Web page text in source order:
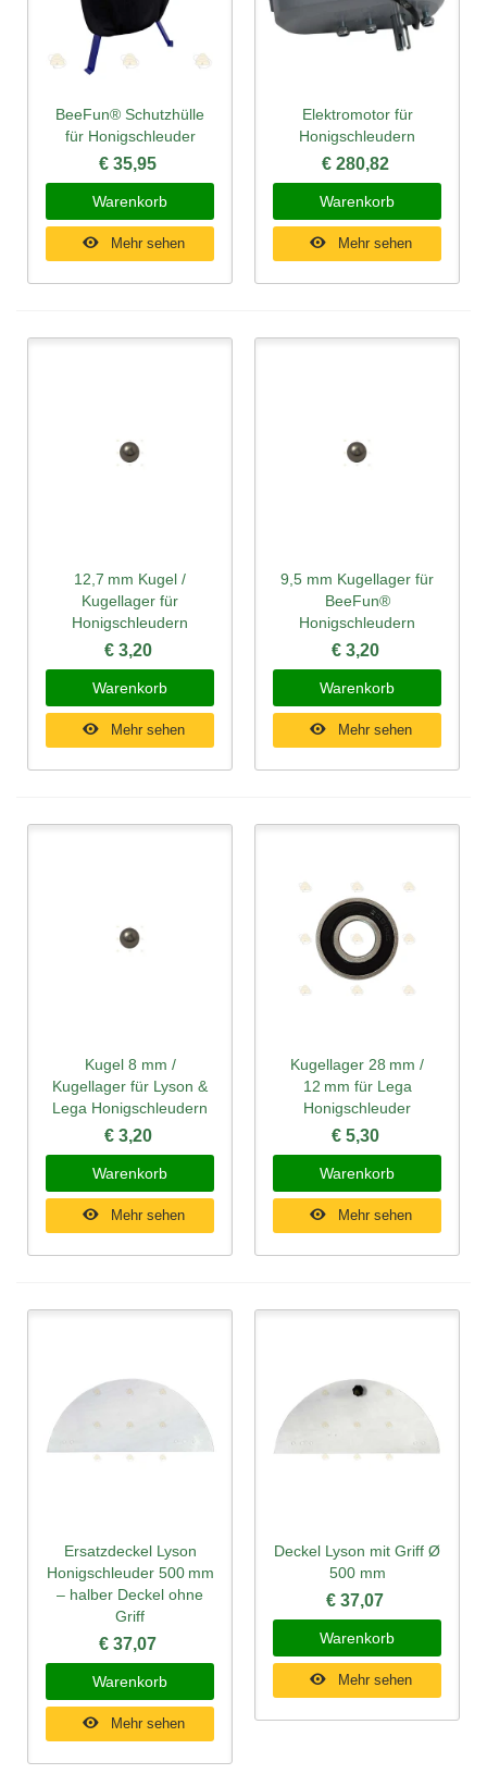
BeeFun® Schutzhülle
für Honigschleuder
€ 35,95
Warenkorb
Mehr sehen
Elektromotor für
Honigschleudern
€ 280,82
Warenkorb
Mehr sehen
12,7 mm Kugel /
Kugellager für
Honigschleudern
€ 3,20
Warenkorb
Mehr sehen
9,5 mm Kugellager für
BeeFun®
Honigschleudern
€ 3,20
Warenkorb
Mehr sehen
Kugel 8 mm /
Kugellager für Lyson &
Lega Honigschleudern
€ 3,20
Warenkorb
Mehr sehen
Kugellager 28 mm /
12 mm für Lega
Honigschleuder
€ 5,30
Warenkorb
Mehr sehen
Ersatzdeckel Lyson
Honigschleuder 500 mm
– halber Deckel ohne
Griff
€ 37,07
Warenkorb
Mehr sehen
Deckel Lyson mit Griff Ø
500 mm
€ 37,07
Warenkorb
Mehr sehen